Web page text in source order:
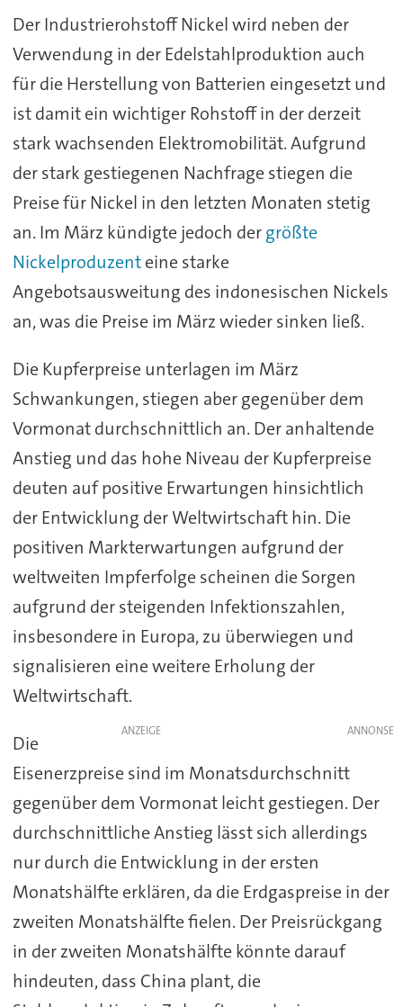
Der Industrierohstoff Nickel wird neben der
Verwendung in der Edelstahlproduktion auch
für die Herstellung von Batterien eingesetzt und
ist damit ein wichtiger Rohstoff in der derzeit
stark wachsenden Elektromobilität. Aufgrund
der stark gestiegenen Nachfrage stiegen die
Preise für Nickel in den letzten Monaten stetig
an. Im März kündigte jedoch dergrößte
Nickelproduzenteine starke
Angebotsausweitung des indonesischen Nickels
an, was die Preise im März wieder sinken ließ.
Die Kupferpreise unterlagen im März
Schwankungen, stiegen aber gegenüber dem
Vormonat durchschnittlich an. Der anhaltende
Anstieg und das hohe Niveau der Kupferpreise
deuten auf positive Erwartungen hinsichtlich
der Entwicklung der Weltwirtschaft hin. Die
positiven Markterwartungen aufgrund der
weltweiten Impferfolge scheinen die Sorgen
aufgrund der steigenden Infektionszahlen,
insbesondere in Europa, zu überwiegen und
signalisieren eine weitere Erholung der
Weltwirtschaft.
ANZEIGE
Die
Eisenerzpreise sind im Monatsdurchschnitt
gegenüber dem Vormonat leicht gestiegen. Der
durchschnittliche Anstieg lässt sich allerdings
nur durch die Entwicklung in der ersten
Monatshälfte erklären, da die Erdgaspreise in der
zweiten Monatshälfte fielen. Der Preisrückgang
in der zweiten Monatshälfte könnte darauf
hindeuten, dass China plant, die